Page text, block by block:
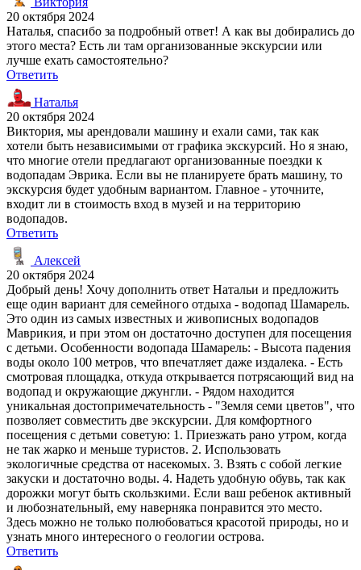
20 октября 2024
Наталья, спасибо за подробный ответ! А как вы добирались до
этого места? Есть ли там организованные экскурсии или
лучше ехать самостоятельно?
Ответить
Наталья
20 октября 2024
Виктория, мы арендовали машину и ехали сами, так как
хотели быть независимыми от графика экскурсий. Но я знаю,
что многие отели предлагают организованные поездки к
водопадам Эврика. Если вы не планируете брать машину, то
экскурсия будет удобным вариантом. Главное - уточните,
входит ли в стоимость вход в музей и на территорию
водопадов.
Ответить
Алексей
20 октября 2024
Добрый день! Хочу дополнить ответ Натальи и предложить
еще один вариант для семейного отдыха - водопад Шамарель.
Это один из самых известных и живописных водопадов
Маврикия, и при этом он достаточно доступен для посещения
с детьми. Особенности водопада Шамарель: - Высота падения
воды около 100 метров, что впечатляет даже издалека. - Есть
смотровая площадка, откуда открывается потрясающий вид на
водопад и окружающие джунгли. - Рядом находится
уникальная достопримечательность - "Земля семи цветов", что
позволяет совместить две экскурсии. Для комфортного
посещения с детьми советую: 1. Приезжать рано утром, когда
не так жарко и меньше туристов. 2. Использовать
экологичные средства от насекомых. 3. Взять с собой легкие
закуски и достаточно воды. 4. Надеть удобную обувь, так как
дорожки могут быть скользкими. Если ваш ребенок активный
и любознательный, ему наверняка понравится это место.
Здесь можно не только полюбоваться красотой природы, но и
узнать много интересного о геологии острова.
Ответить